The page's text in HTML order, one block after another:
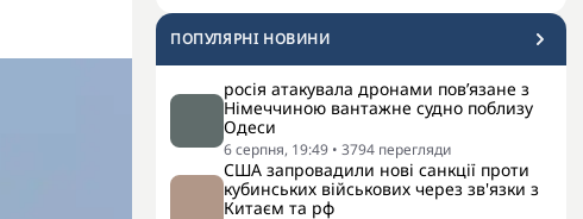
ПОПУЛЯРНI НОВИНИ
росія атакувала дронами пов’язане з
Німеччиною вантажне судно поблизу
Одеси
6 серпня, 19:49 • 3794 перегляди
США запровадили нові санкції проти
кубинських військових через зв'язки з
Китаєм та рф